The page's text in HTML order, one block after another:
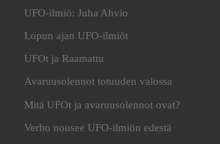
UFO-ilmiö: Juha Ahvio
Lopun ajan UFO-ilmiöt
UFOt ja Raamattu
Avaruusolennot totuuden valossa
Mitä UFOt ja avaruusolennot ovat?
Verho nousee UFO-ilmiön edestä